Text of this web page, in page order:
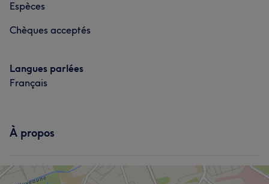
Espèces
Chèques acceptés
Langues parlées
Français
À propos